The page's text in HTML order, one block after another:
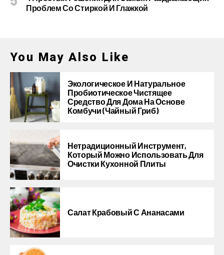
Проблем Со Стиркой И Глажкой
You May Also Like
Экологическое И Натуральное
Пробиотическое Чистящее
Средство Для Дома На Основе
Комбучи (чайный Гриб)
Нетрадиционный Инструмент,
Который Можно Использовать Для
Очистки Кухонной Плиты
Салат Крабовый С Ананасами